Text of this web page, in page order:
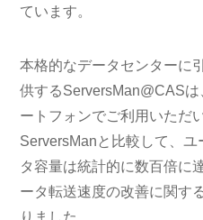
ています。
本格的なデータセンターに
供するServersMan@CAS
ートフォンでご利用いただ
ServersManと比較して、
タ容量は統計的に数百倍に
ータ転送速度の改善に関す
りました。